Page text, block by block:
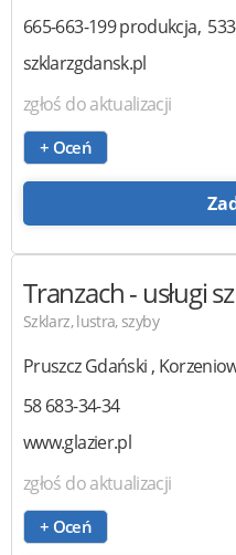
665-663-199 produkcja
szklarzgdansk.pl
zgłoś do aktualizacji
+ Oceń
Tranzach- usługi
Szklarz, lustra, szyby
Pruszcz Gdański ,
58 683-34-34
www.glazier.pl
zgłoś do aktualizacji
+ Oceń